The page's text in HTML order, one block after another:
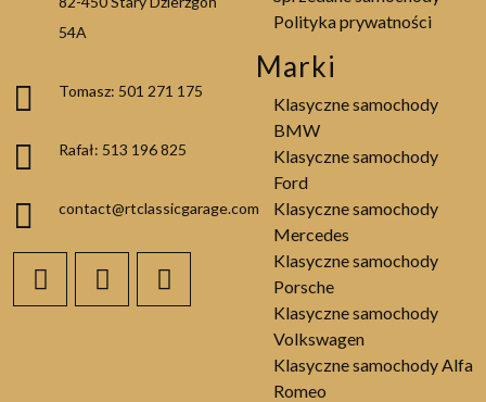
54A
Tomasz: 501 271 175
Rafał: 513 196 825
contact@rtclassicgarage.com
Polityka prywatności
Marki
Klasyczne samochody
BMW
Klasyczne samochody
Ford
Klasyczne samochody
Mercedes
Klasyczne samochody
Porsche
Klasyczne samochody
Volkswagen
Klasyczne samochody Alfa
Romeo